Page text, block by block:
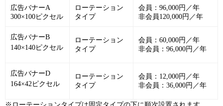
広告バナーA
300×100ピクセル
ローテーション
タイプ
会員：96,000円／年
非会員120,000円／年
広告バナーB
140×140ピクセル
ローテーション
タイプ
会員：60,000円／年
非会員：96,000円／年
広告バナーD
164×42ピクセル
ローテーション
タイプ
会員：12,000円／年
非会員：36,000円／年